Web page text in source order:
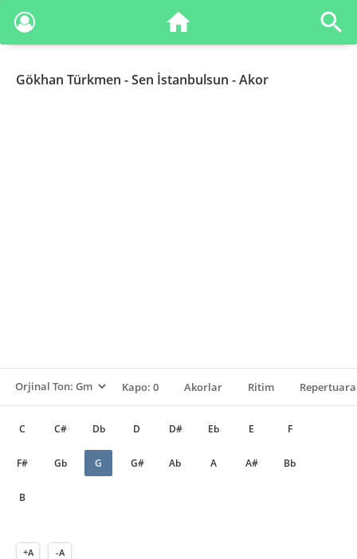
Gökhan Türkmen - Sen İstanbulsun - Akor
Kapo: 0 Akorlar Ritim
C C# Db D D# Eb E F
F# Gb G G# Ab A A# Bb
B
+A -A